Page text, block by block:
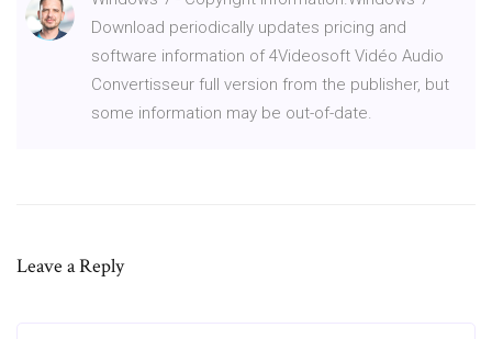
Download periodically updates pricing and
software information of 4Videosoft Vidéo Audio
Convertisseur full version from the publisher, but
some information may be out-of-date.
Leave a Reply